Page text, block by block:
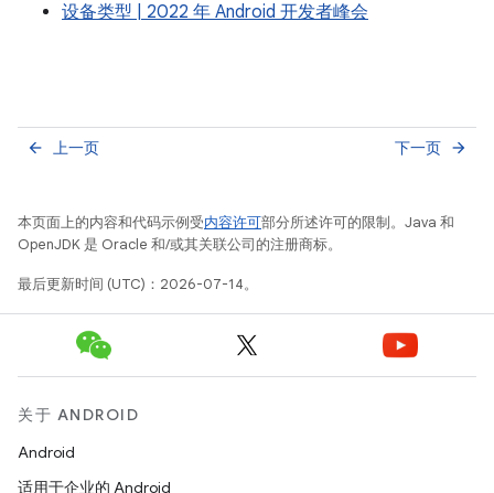
设备类型 | 2022 年 Android 开发者峰会
上一页
arrow_back 下一页 arrow_forward
本页面上的内容和代码示例受内容许可部分所述许可的限制。Java 和
OpenJDK 是 Oracle 和/或其关联公司的注册商标。
最后更新时间 (UTC)：2026-07-14。
关于 ANDROID
Android
适用于企业的 Android